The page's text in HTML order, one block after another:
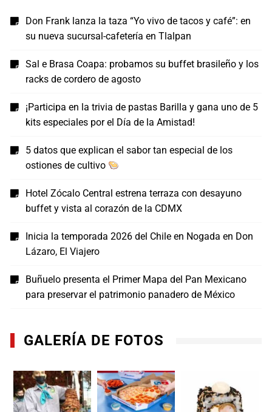
Don Frank lanza la taza “Yo vivo de tacos y café”: en
su nueva sucursal-cafetería en Tlalpan
Sal e Brasa Coapa: probamos su buffet brasileño y los
racks de cordero de agosto
¡Participa en la trivia de pastas Barilla y gana uno de 5
kits especiales por el Día de la Amistad!
5 datos que explican el sabor tan especial de los
ostiones de cultivo
Hotel Zócalo Central estrena terraza con desayuno
buffet y vista al corazón de la CDMX
Inicia la temporada 2026 del Chile en Nogada en Don
Lázaro, El Viajero
Buñuelo presenta el Primer Mapa del Pan Mexicano
para preservar el patrimonio panadero de México
GALERÍA DE FOTOS